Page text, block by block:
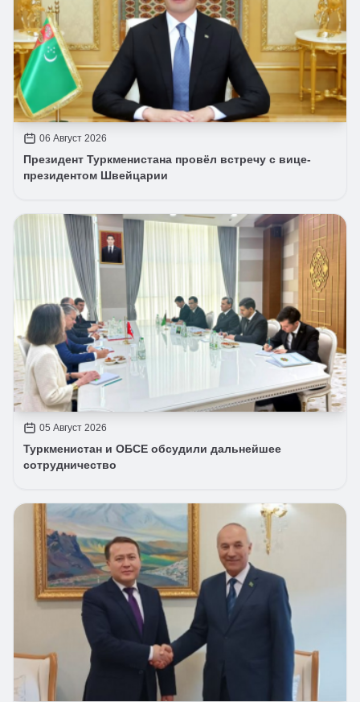
06 Август 2026
Президент Туркменистана провёл встречу с вице-
президентом Швейцарии
05 Август 2026
Туркменистан и ОБСЕ обсудили дальнейшее
сотрудничество